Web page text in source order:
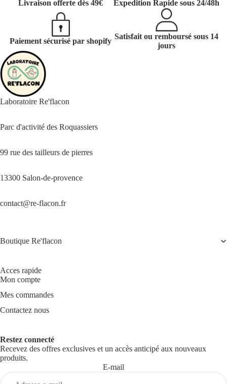
Livraison offerte dès 49€ Expedition Rapide sous 24/48h
Paiement sécurisé par shopify
Satisfait ou remboursé sous 14
jours
Laboratoire Re'flacon
Parc d'activité des Roquassiers
99 rue des tailleurs de pierres
13300 Salon-de-provence
contact@re-flacon.fr
Boutique Re'flacon
Acces rapide
Mon compte
Mes commandes
Contactez nous
Restez connecté
Recevez des offres exclusives et un accès anticipé aux nouveaux
produits.
E-mail